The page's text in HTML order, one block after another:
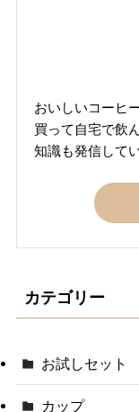
おいしいコーヒ
買って自宅で飲
知識も発信して
カテゴリー
お試しセット
カップ